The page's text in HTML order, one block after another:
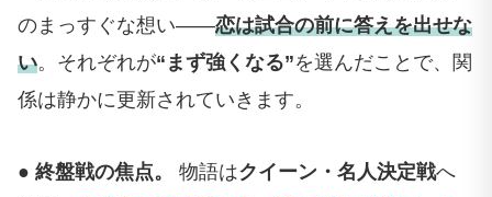
のまっすぐな想い――恋は試合の前に答えを出せな
い。それぞれが“まず強くなる”を選んだことで、関
係は静かに更新されていきます。
● 終盤戦の焦点。 物語はクイーン・名人決定戦へ